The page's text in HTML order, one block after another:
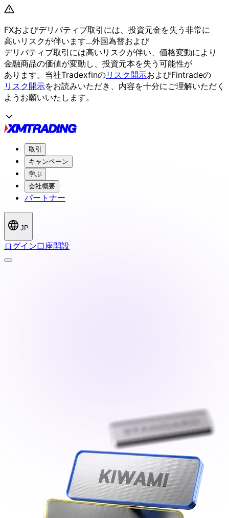
FXおよびデリバティブ取引には、 投資元金を失う 非常に
高いリスクが伴います...外国為替および
デリバティブ取引には高いリスクが伴い、 価格変動により
金融商品の価値が変動し、 投資元本を失う 可能性が
あります。 当社Tradexfinのリスク開示およびFintradeの
リスク開示をお読みいただき、 内容を十分にご理解いただく
よう お願いいたします。
取引
キャンペーン
学ぶ
会社概要
パートナー
JP
ログイン口座開設